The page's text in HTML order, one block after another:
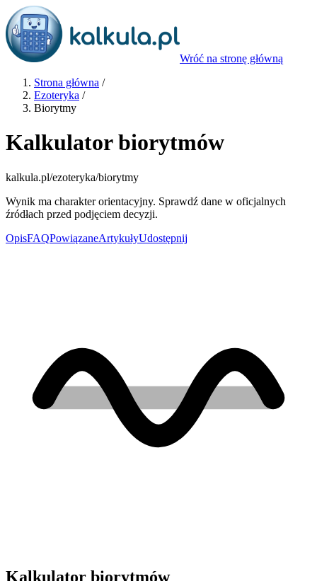
Wróć na stronę główną
Strona główna /
Ezoteryka /
Biorytmy
Kalkulator biorytmów
kalkula.pl/ezoteryka/biorytmy
Wynik ma charakter orientacyjny. Sprawdź dane w oficjalnych
źródłach przed podjęciem decyzji.
OpisFAQPowiązaneArtykułyUdostępnij
Kalkulator biorytmów